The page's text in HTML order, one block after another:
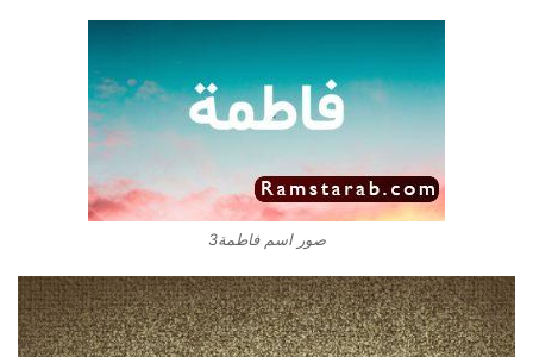
صور اسم فاطمة3